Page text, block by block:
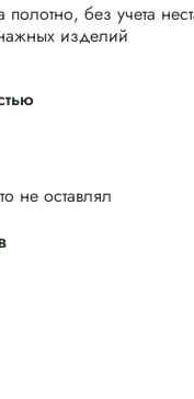
без учета
изделий
600/ 700/
не оставлял